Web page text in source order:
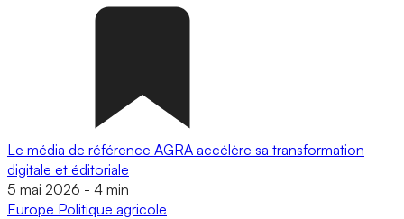
Le média de référence AGRA accélère sa transformation
digitale et éditoriale
5 mai 2026 - 4 min
Europe Politique agricole